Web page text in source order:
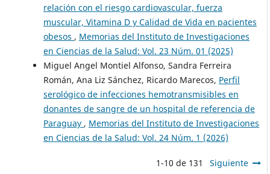
relación con el riesgo cardiovascular, fuerza
muscular, Vitamina D y Calidad de Vida en pacientes
obesos , Memorias del Instituto de Investigaciones
en Ciencias de la Salud: Vol. 23 Núm. 01 (2025)
Miguel Angel Montiel Alfonso, Sandra Ferreira
Román, Ana Liz Sánchez, Ricardo Marecos, Perfil
serológico de infecciones hemotransmisibles en
donantes de sangre de un hospital de referencia de
Paraguay , Memorias del Instituto de Investigaciones
en Ciencias de la Salud: Vol. 24 Núm. 1 (2026)
1-10 de 131 Siguiente